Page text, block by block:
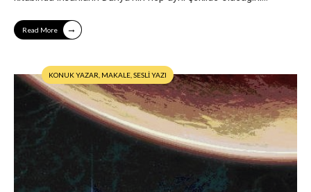
Read More →
KONUK YAZAR MAKALE SESLİ YAZI